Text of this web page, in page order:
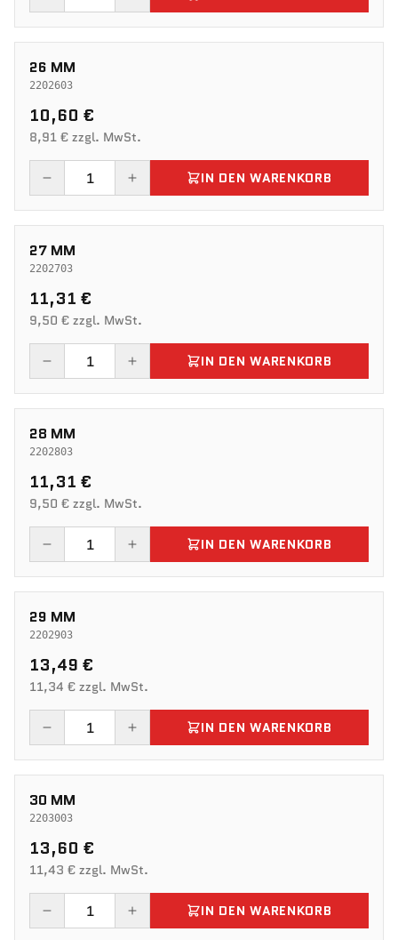
26 MM
2202603
10,60 €
8,91 € zzgl. MwSt.
IN DEN WARENKORB
27 MM
2202703
11,31 €
9,50 € zzgl. MwSt.
IN DEN WARENKORB
28 MM
2202803
11,31 €
9,50 € zzgl. MwSt.
IN DEN WARENKORB
29 MM
2202903
13,49 €
11,34 € zzgl. MwSt.
IN DEN WARENKORB
30 MM
2203003
13,60 €
11,43 € zzgl. MwSt.
IN DEN WARENKORB